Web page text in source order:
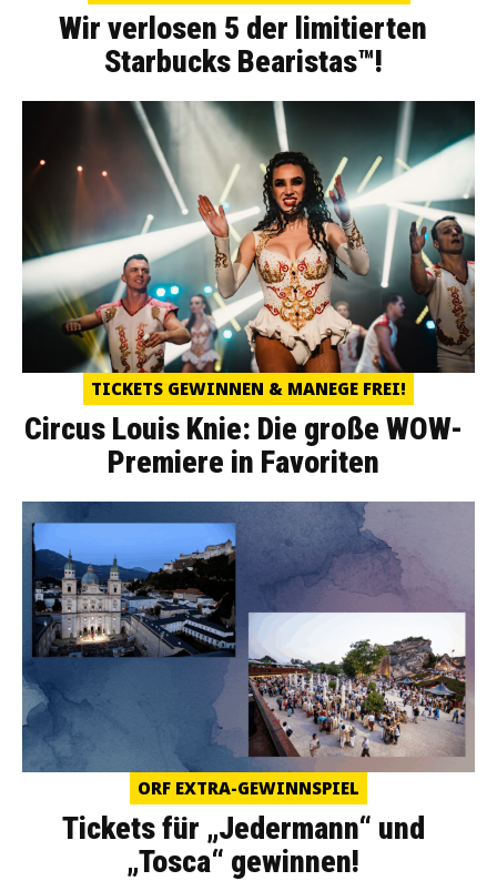
Wir verlosen 5 der limitierten
Starbucks Bearistas™!
TICKETS GEWINNEN & MANEGE FREI!
Circus Louis Knie: Die große WOW-
Premiere in Favoriten
ORF EXTRA-GEWINNSPIEL
Tickets für „Jedermann“ und
„Tosca“ gewinnen!